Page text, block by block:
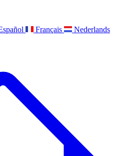
Français
Nederlands